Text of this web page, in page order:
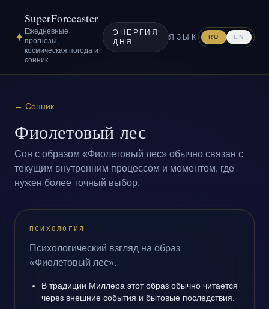
✦
SuperForecaster
Ежедневные
прогнозы,
космическая погода и
сонник
ЭНЕРГИЯ
ДНЯ
ЯЗЫК RU EN
← Сонник
Фиолетовый лес
Сон с образом «Фиолетовый лес» обычно связан с
текущим внутренним процессом и моментом, где
нужен более точный выбор.
ПСИХОЛОГИЯ
Психологический взгляд на образ
«Фиолетовый лес».
В традиции Миллера этот образ обычно читается
через внешние события и бытовые последствия.